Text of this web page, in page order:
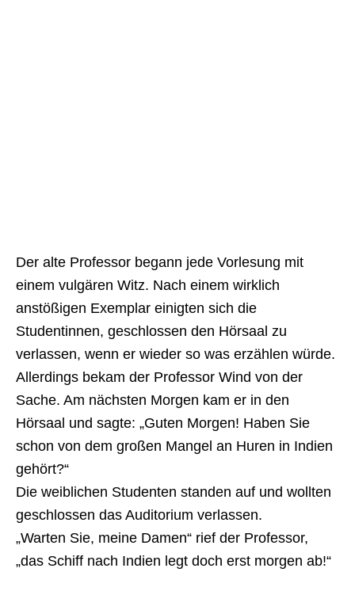
Der alte Professor begann jede Vorlesung mit
einem vulgären Witz. Nach einem wirklich
anstößigen Exemplar einigten sich die
Studentinnen, geschlossen den Hörsaal zu
verlassen, wenn er wieder so was erzählen würde.
Allerdings bekam der Professor Wind von der
Sache. Am nächsten Morgen kam er in den
Hörsaal und sagte: „Guten Morgen! Haben Sie
schon von dem großen Mangel an Huren in Indien
gehört?“
Die weiblichen Studenten standen auf und wollten
geschlossen das Auditorium verlassen.
„Warten Sie, meine Damen“ rief der Professor,
„das Schiff nach Indien legt doch erst morgen ab!“